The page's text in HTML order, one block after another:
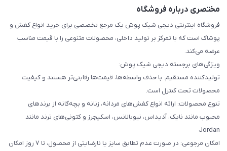
مختصری درباره فروشگاه
فروشگاه اینترنتی دیجی شیک پوش یک مرجع تخصصی برای خرید انواع کفش و
پوشاک است که با تمرکز بر تولید داخلی، محصولات متنوعی را با قیمت مناسب
عرضه می‌کند.
ویژگی‌های برجسته دیجی شیک پوش:
تولیدکننده مستقیم: با حذف واسطه‌ها، قیمت‌ها رقابتی‌تر هستند و کیفیت
محصولات تحت کنترل است.
تنوع محصولات: ارائه انواع کفش‌های مردانه، زنانه و بچه‌گانه از برندهای
محبوب مانند نایک، آدیداس، نیوبالانس، اسکیچرز و کتونی‌های ترند مانند
Jordan
امکان مرجوعی: در صورت عدم تطابق سایز یا نارضایتی از محصول، تا ۷ روز امکان